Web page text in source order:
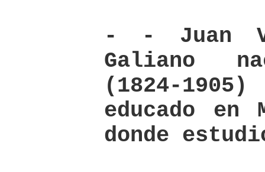
- - Juan
Galiano
(1824-
educado en
donde